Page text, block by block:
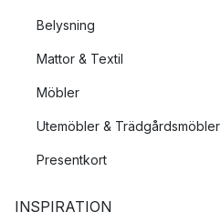
Belysning
Mattor & Textil
Möbler
Utemöbler & Trädgårdsmöbler
Presentkort
INSPIRATION